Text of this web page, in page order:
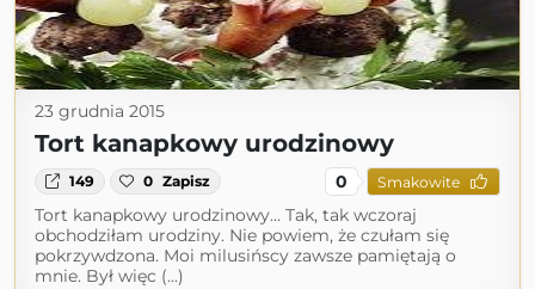
23 grudnia 2015
Tort kanapkowy urodzinowy
149 0 Zapisz 0 Smakowite
Tort kanapkowy urodzinowy… Tak, tak wczoraj
obchodziłam urodziny. Nie powiem, że czułam się
pokrzywdzona. Moi milusińscy zawsze pamiętają o
mnie. Był więc (...)